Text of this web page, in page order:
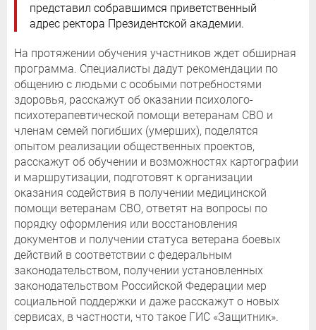
представил собравшимся приветственный
адрес ректора Президентской академии.
На протяжении обучения участников ждет обширная
программа. Специалисты дадут рекомендации по
общению с людьми с особыми потребностями
здоровья, расскажут об оказании психолого-
психотерапевтической помощи ветеранам СВО и
членам семей погибших (умерших), поделятся
опытом реализации общественных проектов,
расскажут об обучении и возможностях картографии
и маршрутизации, подготовят к организации
оказания содействия в получении медицинской
помощи ветеранам СВО, ответят на вопросы по
порядку оформления или восстановления
документов и получении статуса ветерана боевых
действий в соответствии с федеральным
законодательством, получении установленных
законодательством Российской Федерации мер
социальной поддержки и даже расскажут о новых
сервисах, в частности, что такое ГИС «Защитник».